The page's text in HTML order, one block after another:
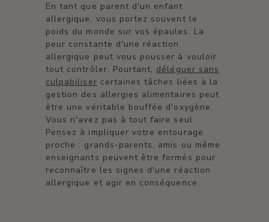
En tant que parent d'un enfant
allergique, vous portez souvent le
poids du monde sur vos épaules. La
peur constante d'une réaction
allergique peut vous pousser à vouloir
tout contrôler. Pourtant, déléguer sans
culpabiliser certaines tâches liées à la
gestion des allergies alimentaires peut
être une véritable bouffée d'oxygène.
Vous n'avez pas à tout faire seul.
Pensez à impliquer votre entourage
proche : grands-parents, amis ou même
enseignants peuvent être formés pour
reconnaître les signes d'une réaction
allergique et agir en conséquence.